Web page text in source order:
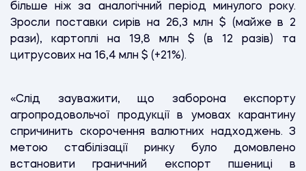
більше ніж за аналогічний період минулого року.
Зросли поставки сирів на 26,3 млн $ (майже в 2
рази), картоплі на 19,8 млн $ (в 12 разів) та
цитрусових на 16,4 млн $ (+21%).
«Слід зауважити, що заборона експорту
агропродовольчої продукції в умовах карантину
спричинить скорочення валютних надходжень. З
метою стабілізації ринку було домовлено
встановити граничний експорт пшениці в